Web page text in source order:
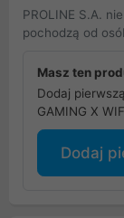
PROLINE S.A.
pochodzą od
Masz ten
Dodaj
GAMING X
Dodaj